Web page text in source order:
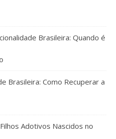
Brasileira: Quando é
Brasileira: Como Recuperar a
Adotivos Nascidos no